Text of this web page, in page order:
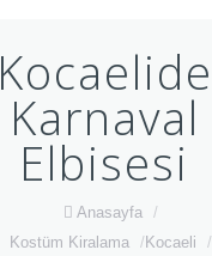
Kocaelide
Karnaval
Elbisesi
Anasayfa
/
Kostüm Kiralama
/ Kocaeli
/